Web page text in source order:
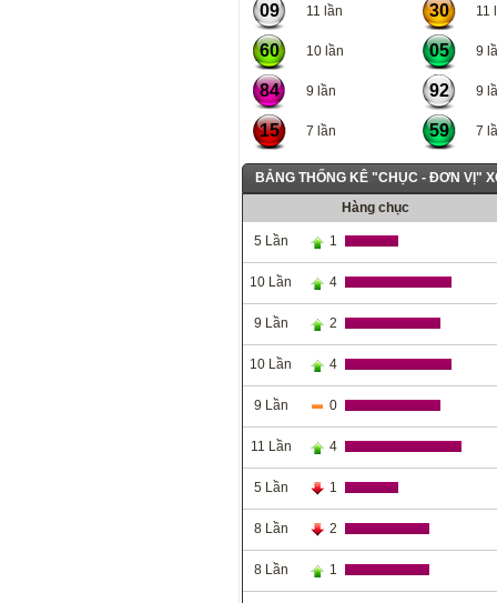
09 11 lần 30 11
60 10 lần 05 9
84 9 lần 92 9
15 7 lần 59 7
BẢNG THỐNG KÊ "CHỤC - ĐƠN VỊ"
Hàng chục
5 Lần 1
10 Lần 4
9 Lần 2
10 Lần 4
9 Lần 0
11 Lần 4
5 Lần 1
8 Lần 2
8 Lần 1